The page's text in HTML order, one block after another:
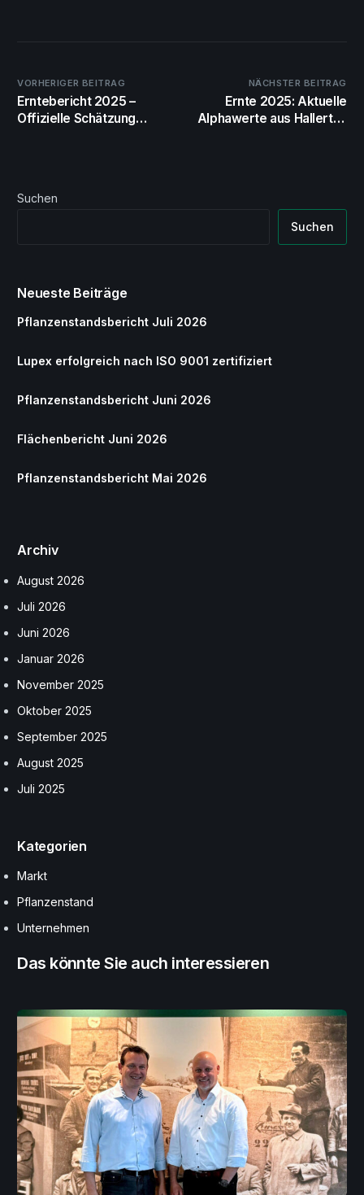
VORHERIGER BEITRAG
Erntebericht 2025 –
Offizielle Schätzung
NÄCHSTER BEITRAG
Ernte 2025: Aktuelle
Alphawerte aus Hallertau
Suchen
Suchen
Neueste Beiträge
Pflanzenstandsbericht Juli 2026
Lupex erfolgreich nach ISO 9001 zertifiziert
Pflanzenstandsbericht Juni 2026
Flächenbericht Juni 2026
Pflanzenstandsbericht Mai 2026
Archiv
August 2026
Juli 2026
Juni 2026
Januar 2026
November 2025
Oktober 2025
September 2025
August 2025
Juli 2025
Kategorien
Markt
Pflanzenstand
Unternehmen
Das könnte Sie auch interessieren